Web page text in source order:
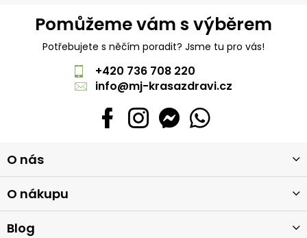
Pomůžeme vám s výběrem
Potřebujete s něčím poradit? Jsme tu pro vás!
+420 736 708 220
info@mj-krasazdravi.cz
á
p
a
t
O nás
O nákupu
Blog